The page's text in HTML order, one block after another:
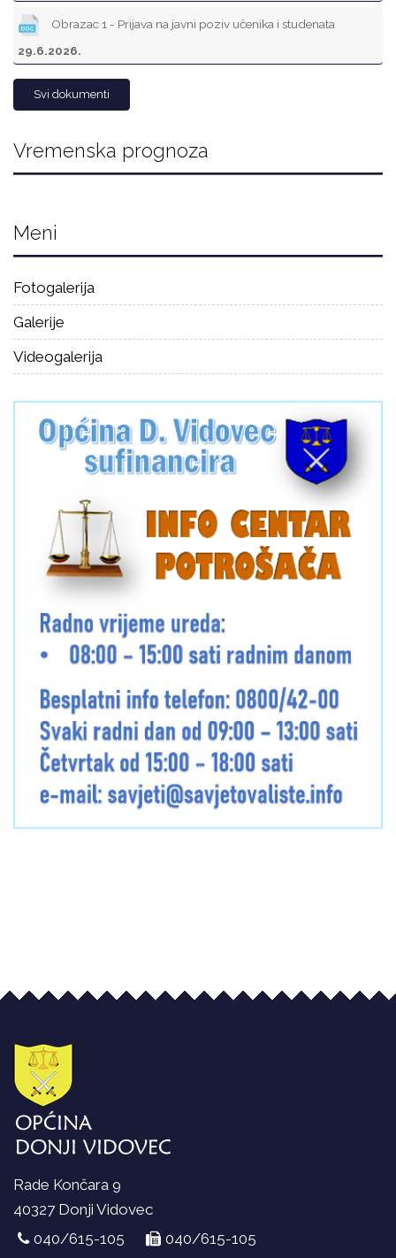
Obrazac 1 - Prijava na javni poziv učenika i studenata
29.6.2026.
Svi dokumenti
Vremenska prognoza
Meni
Fotogalerija
Galerije
Videogalerija
Rade Končara 9
40327 Donji Vidovec
040/615-105
040/615-105